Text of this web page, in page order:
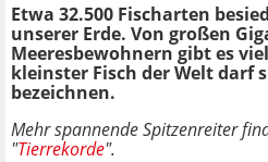
Etwa 32.500 Fischarten
unserer Erde. Von großen
Meeresbewohnern gibt es
kleinster Fisch der Welt darf
bezeichnen.
Mehr spannende Spitzenreiter
"Tierrekorde".